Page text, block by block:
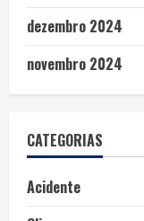
dezembro 2024
novembro 2024
CATEGORIAS
Acidente